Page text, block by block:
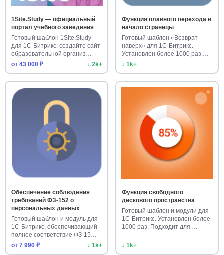
1Site.Study — официальный
портал учебного заведения
Готовый шаблон 1Site.Study
для 1С-Битрикс: создайте сайт
образовательной организ…
от 43 000 ₽
↓ 2k+
Функция плавного перехода в
начало страницы
Готовый шаблон «Возврат
наверх» для 1С-Битрикс.
Установлен более 1000 раз.
Улучш…
↓ 1k+
Обеспечение соблюдения
требований ФЗ-152 о
персональных данных
Готовый шаблон и модуль для
1С-Битрикс, обеспечивающий
полное соответствие ФЗ-15…
от 7 990 ₽
↓ 1k+
Функция свободного
дискового пространства
Готовый шаблон и модули для
1С-Битрикс. Установлен более
1000 раз. Подходит для …
↓ 1k+